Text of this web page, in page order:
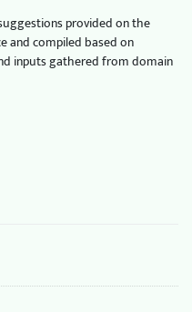
provided on the
and compiled based on
inputs gathered from domain